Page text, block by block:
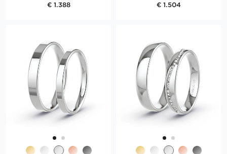
€ 1.388 € 1.504